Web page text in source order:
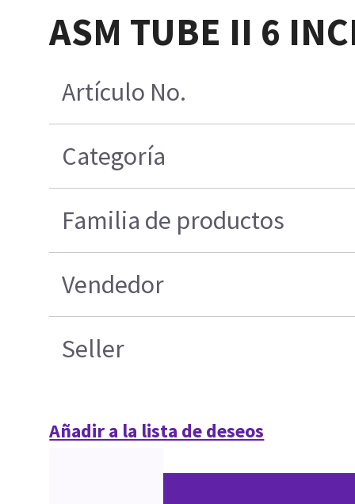
ASM TUBE II 6
Artículo No.
Categoría
Familia de productos
Vendedor
Seller
Añadir a la lista de deseos